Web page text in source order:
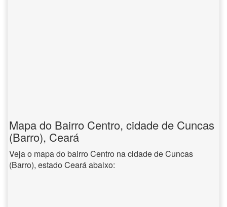
Mapa do Bairro Centro, cidade de Cuncas
(Barro), Ceará
Veja o mapa do bairro Centro na cidade de Cuncas
(Barro), estado Ceará abaixo: